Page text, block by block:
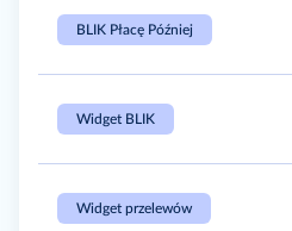
BLIK Płacę Później
Widget BLIK
Widget przelewów